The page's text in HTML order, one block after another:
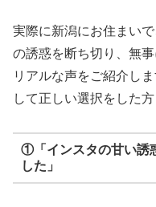
実際に新潟にお住まい
の誘惑を断ち切り、無
リアルな声をご紹介し
して正しい選択をした方
①「インスタの甘い誘
した」